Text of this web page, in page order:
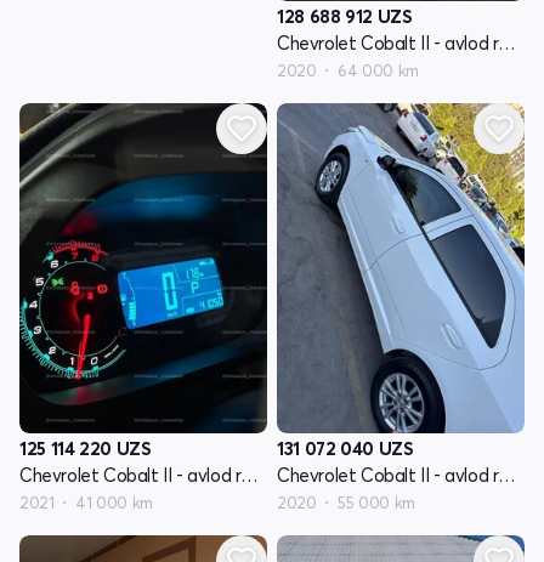
128 688 912 UZS
Chevrolet Cobalt II - avlod restyling
2020 64 000 km
125 114 220 UZS
Chevrolet Cobalt II - avlod restyling
2021 41 000 km
131 072 040 UZS
Chevrolet Cobalt II - avlod restyling
2020 55 000 km